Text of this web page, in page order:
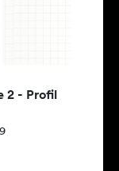
2 - Profil